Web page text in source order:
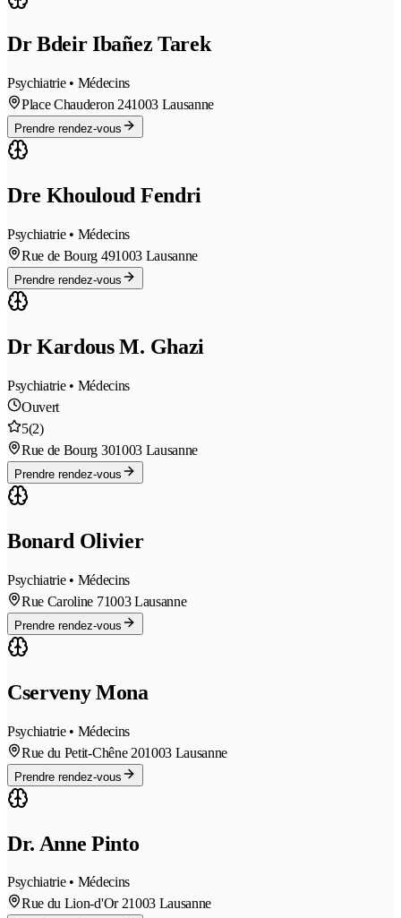
Dr Bdeir Ibañez Tarek
Psychiatrie • Médecins
Place Chauderon 241003 Lausanne
Prendre rendez-vous
Dre Khouloud Fendri
Psychiatrie • Médecins
Rue de Bourg 491003 Lausanne
Prendre rendez-vous
Dr Kardous M. Ghazi
Psychiatrie • Médecins
Ouvert
5(2)
Rue de Bourg 301003 Lausanne
Prendre rendez-vous
Bonard Olivier
Psychiatrie • Médecins
Rue Caroline 71003 Lausanne
Prendre rendez-vous
Cserveny Mona
Psychiatrie • Médecins
Rue du Petit-Chêne 201003 Lausanne
Prendre rendez-vous
Dr. Anne Pinto
Psychiatrie • Médecins
Rue du Lion-d'Or 21003 Lausanne